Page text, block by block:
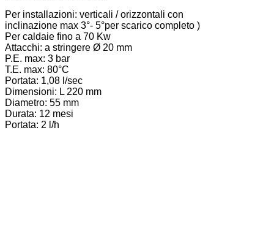
Per installazioni: verticali / orizzontali con
inclinazione max 3°- 5°per scarico completo )
Per caldaie fino a 70 Kw
Attacchi: a stringere Ø 20 mm
P.E. max: 3 bar
T.E. max: 80°C
Portata: 1,08 l/sec
Dimensioni: L 220 mm
Diametro: 55 mm
Durata: 12 mesi
Portata: 2 l/h